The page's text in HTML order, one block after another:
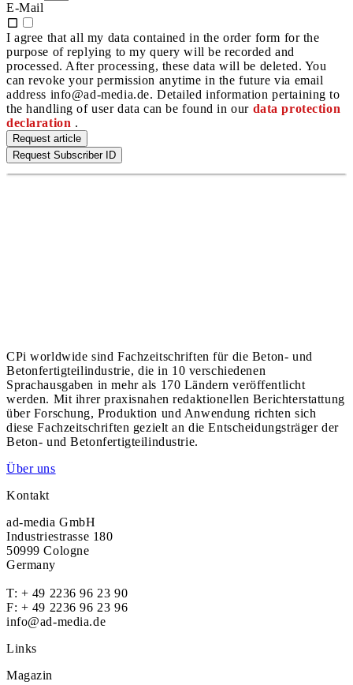
E-Mail
I agree that all my data contained in the order form for the
purpose of replying to my query will be recorded and
processed. After processing, these data will be deleted. You
can revoke your permission anytime in the future via email
address info@ad-media.de. Detailed information pertaining to
the handling of user data can be found in our data protection
declaration .
Request article
Request Subscriber ID
CPi worldwide sind Fachzeitschriften für die Beton- und
Betonfertigteilindustrie, die in 10 verschiedenen
Sprachausgaben in mehr als 170 Ländern veröffentlicht
werden. Mit ihrer praxisnahen redaktionellen Berichterstattung
über Forschung, Produktion und Anwendung richten sich
diese Fachzeitschriften gezielt an die Entscheidungsträger der
Beton- und Betonfertigteilindustrie.
Über uns
Kontakt
ad-media GmbH
Industriestrasse 180
50999 Cologne
Germany
T: + 49 2236 96 23 90
F: + 49 2236 96 23 96
info@ad-media.de
Links
Magazin